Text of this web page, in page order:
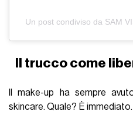
Un post condiviso da SAM
Il trucco come
Il make-up ha sempre
skincare. Quale? È